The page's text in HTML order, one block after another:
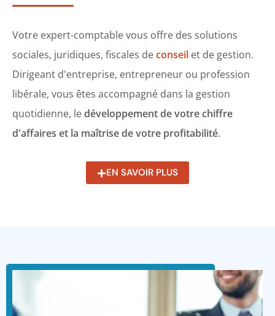
Votre expert-comptable vous offre des solutions
sociales, juridiques, fiscales deconseil et de gestion.
Dirigeant d'entreprise, entrepreneur ou profession
libérale, vous êtes accompagné dans la gestion
quotidienne, ledéveloppement de votre chiffre
d'affaires et la maîtrise de votre profitabilité.
EN SAVOIR PLUS